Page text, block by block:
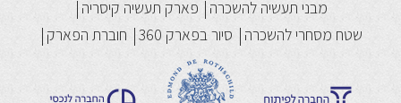
מבני תעשיה להשכרה
פארק תעשיה קיסריה
שטח מסחרי להשכרה
סיור בפארק 360 חוברת הפארק